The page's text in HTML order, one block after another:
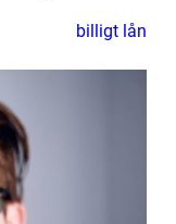
billigt lån